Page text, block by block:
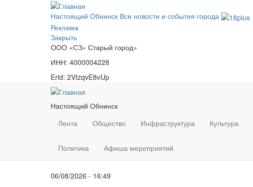
Настоящий Обнинск Все новости и события города
Реклама
Закрыть
ООО «СЗ» Старый город»
ИНН: 4000004228
Erid: 2VtzqvE8vUp
Настоящий Обнинск
Лента
Общество Инфраструктура Культура
Политика Афиша мероприятий
06/08/2026 - 16:49